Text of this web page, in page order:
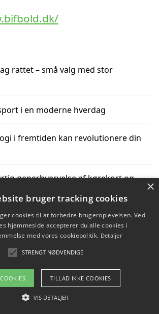
rattet – små valg med stor
i en moderne hverdag
i fremtiden kan revolutionere din
generhvervelse af kørekort og
miljørigtig kørsel hos en køreskole i
2026 - Pilanto Aps
/ kontakt
×
bruger tracking cookies
cookies til at forbedre brugeroplevelsen. Ved
hjemmeside accepterer du alle cookies i
med vores cookiepolitik. Detaljer
STRENGT NØDVENDIGE
TILLAD IKKE COOKIES
VIS DETALJER